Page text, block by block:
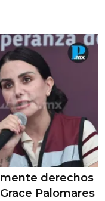
derechos
Palomares